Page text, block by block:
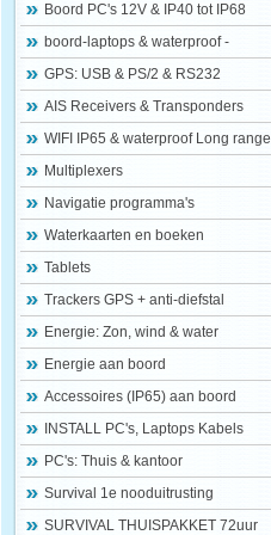
Boord PC's 12V & IP40 tot IP68
boord-laptops & waterproof -
GPS: USB & PS/2 & RS232
AIS Receivers & Transponders
WIFI IP65 & waterproof Long range
Multiplexers
Navigatie programma's
Waterkaarten en boeken
Tablets
Trackers GPS + anti-diefstal
Energie: Zon, wind & water
Energie aan boord
Accessoires (IP65) aan boord
INSTALL PC's, Laptops Kabels
PC's: Thuis & kantoor
Survival 1e nooduitrusting
SURVIVAL THUISPAKKET 72uur